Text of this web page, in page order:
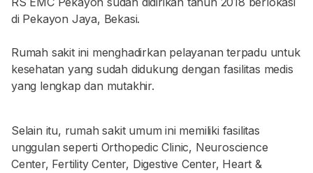
di Pekayon Jaya, Bekasi.
Rumah sakit ini menghadirkan pelayanan terpadu untuk
kesehatan yang sudah didukung dengan fasilitas medis
yang lengkap dan mutakhir.
Selain itu, rumah sakit umum ini memiliki fasilitas
unggulan seperti Orthopedic Clinic, Neuroscience
Center, Fertility Center, Digestive Center, Heart &